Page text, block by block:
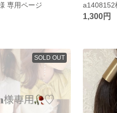
専用ページ a1408152
1,300円
SOLD OUT